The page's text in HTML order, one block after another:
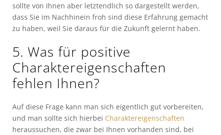
sollte von Ihnen aber letztendlich so dargestellt werden,
dass Sie im Nachhinein froh sind diese Erfahrung gemacht
zu haben, weil Sie daraus für die Zukunft gelernt haben.
5. Was für positive
Charaktereigenschaften
fehlen Ihnen?
Auf diese Frage kann man sich eigentlich gut vorbereiten,
und man sollte sich hierbei Charaktereigenschaften
heraussuchen, die zwar bei Ihnen vorhanden sind, bei